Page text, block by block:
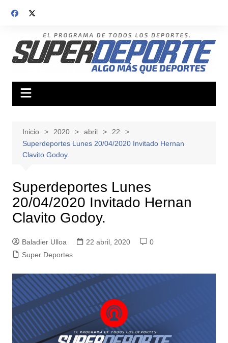
Inicio 2020 abril
22
Superdeportes Lunes 20/04/2020 Invitado Hernan
Clavito Godoy.
Superdeportes Lunes
20/04/2020 Invitado Hernan
Clavito Godoy.
Baladier Ulloa 22 abril, 2020
0
Super Deportes